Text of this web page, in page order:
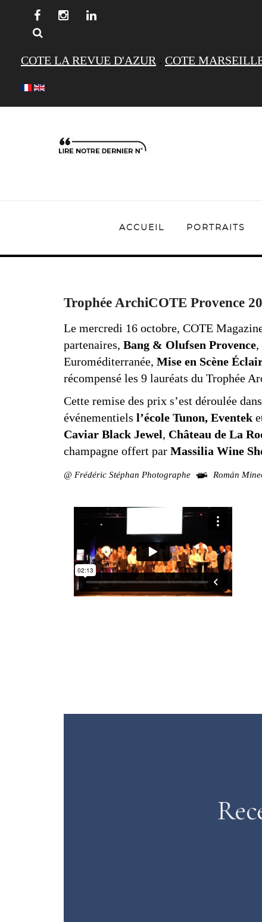
COTE LA REVUE D'AZUR . COTE
ACCUEIL PORTRAITS
Trophée ArchiCOTE Provence
Le mercredi 16 octobre, COTE
partenaires, Bang & Olufsen Provence,
Euroméditerranée, Mise en Scène
récompensé les 9 lauréats du Trophée
Cette remise des prix s’est déroulée
événementiels l’école Tunon, Eventek
Caviar Black Jewel, Château de La
champagne offert par Massilia Wine
@ Frédéric Stéphan Photographe Román